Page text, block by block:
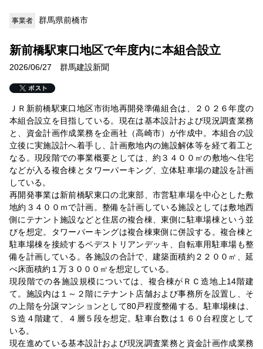
事業者 群馬県前橋市
新前橋駅東口地区で年度内に本組合設立
2026/06/27 群馬建設新聞
ＪＲ新前橋駅東口地区市街地再開発準備組合は、２０２６年度の
本組合設立を目指している。現在は基本設計および現況調査業務
と、資金計画作成業務を企画社（高崎市）が作成中。本組合の設
立後に実施設計へ着手し、計画敷地内の施設解体等を経て着工と
なる。現段階での事業概要としては、約３４００㎡の敷地へ住宅
などが入る複合棟とタワーパーキング、立体駐車場の建設を計画
している。
再開発事業は新前橋駅東口の北東部、市営駐車場を中心とした敷
地約３４００ｍで計画。整備を計画している施設としては敷地西
側にテナント施設などと住居の複合棟、東側に駐車場棟という並
びを想定。タワーパーキングは複合棟東側に併設する。複合棟と
駐車場棟を接続するペデストリアンデッキ、自転車用駐車場も整
備を計画している。各施設の合計で、建築面積約２２００㎡、延
べ床面積約１万３０００㎡を想定している。
現段階での各施設規模については、複合棟がＲＣ造地上14階建
て。施設内は１～２階にテナント店舗および事務所を設置し、そ
の上階を分譲マンションとして80戸程度整備する。駐車場棟は、
Ｓ造４階建て、４層５段を想定。駐車台数は１６０台程度として
いる。
現在進めている基本設計および現況調査業務と資金計画作成業務